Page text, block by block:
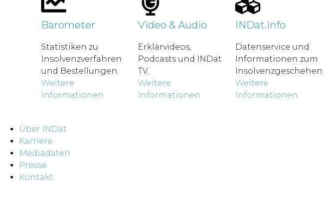
Barometer
Statistiken zu
Insolvenzverfahren
und Bestellungen.
Weitere
Informationen
Video & Audio
Erklärvideos,
Podcasts und INDat
TV.
Weitere
Informationen
INDat.info
Datenservice und
Informationen zum
Insolvenzgeschehen.
Weitere
Informationen
Über INDat
Karriere
Mediadaten
Presse
Kontakt